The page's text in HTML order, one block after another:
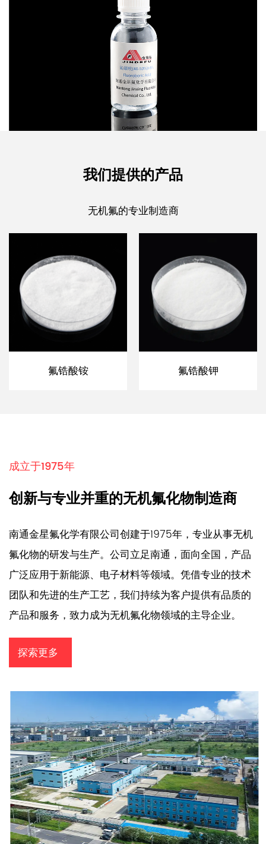
我们提供的产品
无机氟的专业制造商
氟锆酸铵 氟锆酸钾
成立于1975年
创新与专业并重的无机氟化物制造商
南通金星氟化学有限公司创建于1975年，专业从事无机
氟化物的研发与生产。公司立足南通，面向全国，产品
广泛应用于新能源、电子材料等领域。凭借专业的技术
团队和先进的生产工艺，我们持续为客户提供有品质的
产品和服务，致力成为无机氟化物领域的主导企业。
探索更多